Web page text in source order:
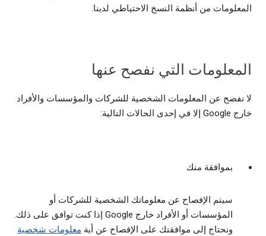
المعلومات من أنظمة النسخ الاحتياطي لدينا.
المعلومات التي نفصح عنها
لا نفصح عن المعلومات الشخصية للشركات والمؤسسات والأفراد
خارج Google إلا في إحدى الحالات التالية:
بموافقة منك
سيتم الإفصاح عن معلوماتك الشخصية للشركات أو
المؤسسات أو الأفراد خارج Google إذا كنت توافق على ذلك.
ونحتاج إلى موافقتك على الإفصاح عن أية معلومات شخصية